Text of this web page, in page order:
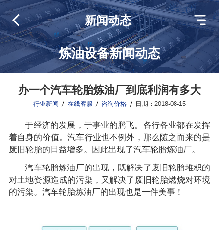
炼油设备新闻动态
新闻动态
办一个汽车轮胎炼油厂到底利润有多大
行业新闻 在线客服 咨询价格 日期：2018-08-15
于经济的发展，于事业的腾飞。各行各业都在发挥
着自身的价值。汽车行业也不例外，那么随之而来的是
废旧轮胎的日益增多。因此出现了汽车轮胎炼油厂。
汽车轮胎炼油厂的出现，既解决了废旧轮胎堆积的
对土地资源造成的污染，又解决了废旧轮胎燃烧对环境
的污染。汽车轮胎炼油厂的出现也是一件美事！